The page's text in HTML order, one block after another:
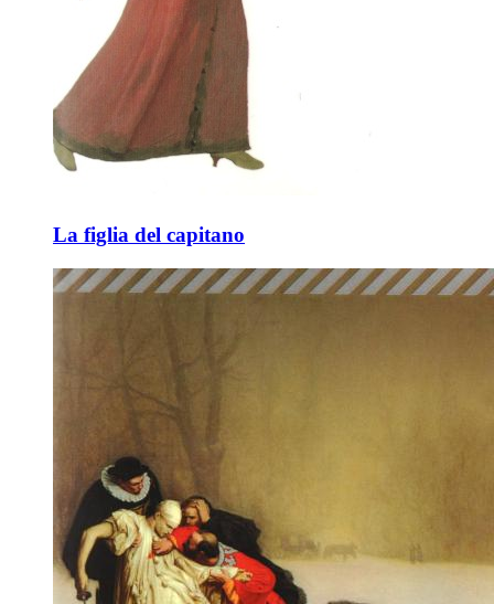
La figlia del capitano